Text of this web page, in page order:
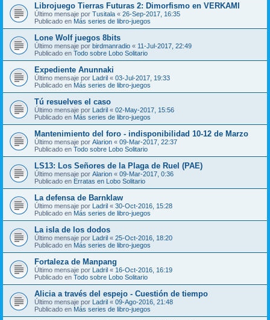
Librojuego Tierras Futuras 2: Dimorfismo en VERKAMI
Último mensaje por Tusitala « 26-Sep-2017, 16:35
Publicado en Más series de libro-juegos
Lone Wolf juegos 8bits
Último mensaje por birdmanradio « 11-Jul-2017, 22:49
Publicado en Todo sobre Lobo Solitario
Expediente Anunnaki
Último mensaje por Ladril « 03-Jul-2017, 19:33
Publicado en Más series de libro-juegos
Tú resuelves el caso
Último mensaje por Ladril « 02-May-2017, 15:56
Publicado en Más series de libro-juegos
Mantenimiento del foro - indisponibilidad 10-12 de Marzo
Último mensaje por Alarion « 09-Mar-2017, 22:37
Publicado en Todo sobre Lobo Solitario
LS13: Los Señores de la Plaga de Ruel (PAE)
Último mensaje por Alarion « 09-Mar-2017, 0:36
Publicado en Erratas en Lobo Solitario
La defensa de Barnklaw
Último mensaje por Ladril « 30-Oct-2016, 15:28
Publicado en Más series de libro-juegos
La isla de los dodos
Último mensaje por Ladril « 25-Oct-2016, 18:20
Publicado en Más series de libro-juegos
Fortaleza de Manpang
Último mensaje por Ladril « 16-Oct-2016, 16:19
Publicado en Todo sobre Lobo Solitario
Alicia a través del espejo - Cuestión de tiempo
Último mensaje por Ladril « 09-Ago-2016, 21:48
Publicado en Más series de libro-juegos